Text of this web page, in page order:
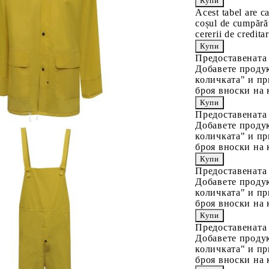
Acest tabel are
coșul de
cererii de
Добавете
количката" и
броя вноски на
Добавете
количката" и
броя вноски на
Добавете
количката" и
броя вноски на
Добавете
количката" и
броя вноски на